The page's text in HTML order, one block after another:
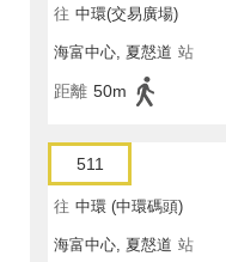
往 中環(交易廣場)
海富中心, 夏慤道 站
距離 50m
511
往 中環 (中環碼頭)
海富中心, 夏慤道 站